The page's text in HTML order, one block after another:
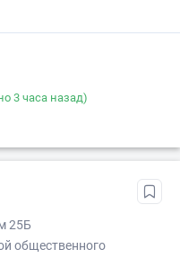
3 часа назад)
25Б
общественного